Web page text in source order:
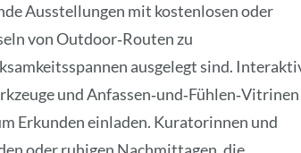
Ausstellungen mit kostenlosen oder
von Outdoor‑Routen zu
ausgelegt sind.
und Anfassen‑und‑Fühlen‑Vitrinen
Erkunden einladen. Kuratorinnen und